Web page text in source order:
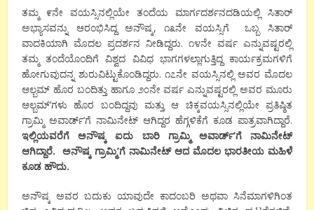
ತಮ್ಮ ೯ನೇ ವಯಸ್ಸಿನಲ್ಲಿಯೇ ತಂದೆಯ ಮಾರ್ಗದರ್ಶನದಡಿಯಲ್ಲಿ ಸಿತಾರ್
ಅಭ್ಯಾಸವನ್ನು ಆರಂಭಿಸಿದ್ದ ಅನೌಷ್ಕ, ೧೩ನೇ ವಯಸ್ಸಿಗೆ ಒಬ್ಬ ಸಿತಾರ್
ವಾದಕಿಯಾಗಿ ಮೊದಲ ಪ್ರದರ್ಶನ ನೀಡಿದ್ದರು. ೧೪ನೇ ವರ್ಷ ಎನ್ನುವಷ್ಟರಲ್ಲಿ
ತಮ್ಮ ತಂದೆಯೊಂದಿಗೆ ವಿಶ್ವದ ವಿವಿಧ ಭಾಗಗಳಲ್ಲಾಗುತ್ತಿದ್ದ ಕಾರ್ಯಕ್ರಮಗಳಿಗೆ
ಹೋಗುವುದನ್ನ ಶುರುವಿಟ್ಟುಕೊಂಡಿದ್ದರು. ೧೭ನೇ ವಯಸ್ಸಿನಲ್ಲಿ ಅವರ ಮೊದಲ
ಆಲ್ಬಮ್ ಹೊರ ಬಂದಿತ್ತು ಹಾಗೂ ೨೦ನೇ ವರ್ಷ ಎನ್ನುವಷ್ಟರಲ್ಲಿ ಅವರ ಮೂರು
ಆಲ್ಬಮ್’ಗಳು ಹೊರ ಬಂದಿದ್ದವು ಮತ್ತು ಆ ಚಿಕ್ಕವಯಸ್ಸಿನಲ್ಲಿಯೇ ಪ್ರತಿಷ್ಠಿತ
ಗ್ರಾಮ್ಮಿ ಅವಾರ್ಡ್’ಗೆ ನಾಮಿನೇಟ್ ಆಗಿದ್ದರ ಹೆಗ್ಗಳಿಕೆಗೆ ಕೂಡ ಪಾತ್ರವಾಗಿದ್ದಾರೆ.
ಇಲ್ಲಿಯವರೆಗೆ ಅನೌಷ್ಕ ಐದು ಬಾರಿ ಗ್ರಾಮ್ಮಿ ಅವಾರ್ಡ್’ಗೆ ನಾಮಿನೇಟ್
ಆಗಿದ್ದಾರೆ. ಅನೌಷ್ಕ ಗ್ರಾಮ್ಮಿ’ಗೆ ನಾಮಿನೇಟ್ ಆದ ಮೊದಲ ಭಾರತೀಯ ಮಹಿಳೆ
ಕೂಡ ಹೌದು.
ಅನೌಷ್ಕ ಅವರ ಬದುಕು ಯಾವುದೇ ಕಾದಂಬರಿ ಅಥವಾ ಸಿನೆಮಾಗಳಿಗಿಂತ